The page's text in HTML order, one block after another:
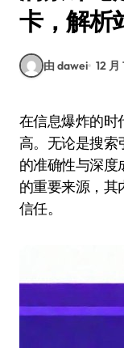
卡，解析
由 dawei 12 月
在信息爆炸的时代，用户对内容质量的要求越来越
高。无论是搜索
的准确性与深度
的重要来源，其
信任。